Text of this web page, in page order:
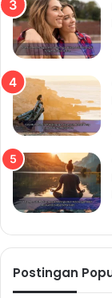
Postingan